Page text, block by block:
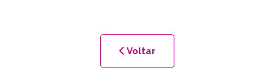
Voltar